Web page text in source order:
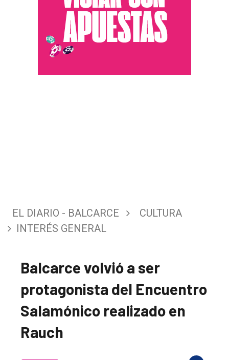
EL DIARIO - BALCARCE
CULTURA
INTERÉS GENERAL
Balcarce volvió a ser
protagonista del Encuentro
Salamónico realizado en
Rauch